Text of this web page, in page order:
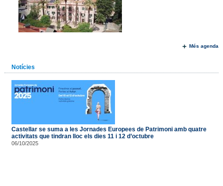
Més agenda
Notícies
Castellar se suma a les Jornades Europees de Patrimoni amb quatre
activitats que tindran lloc els dies 11 i 12 d’octubre
06/10/2025